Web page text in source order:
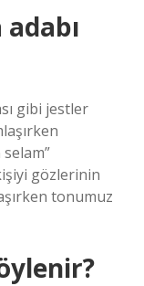
gibi jestler
gözlerinin
tonumuz